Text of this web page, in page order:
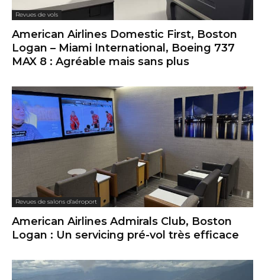
Revues de vols
American Airlines Domestic First, Boston
Logan – Miami International, Boeing 737
MAX 8 : Agréable mais sans plus
Revues de salons d'aéroport
American Airlines Admirals Club, Boston
Logan : Un servicing pré-vol très efficace